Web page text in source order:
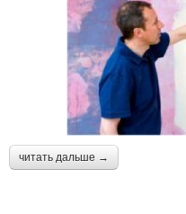
читать дальше →